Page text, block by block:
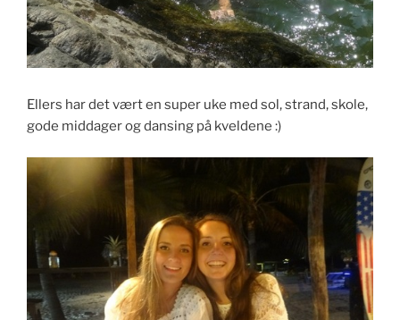
Ellers har det vært en super uke med sol, strand, skole,
gode middager og dansing på kveldene :)